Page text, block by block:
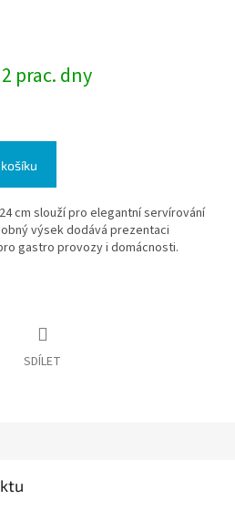
prac. dny
cm slouží pro elegantní servírování
výsek dodává prezentaci
gastro provozy i domácnosti.
SDÍLET